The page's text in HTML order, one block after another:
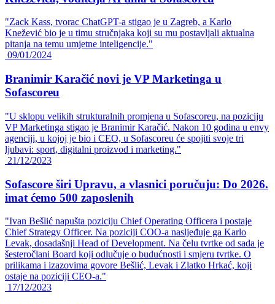
"Zack Kass, tvorac ChatGPT-a stigao je u Zagreb, a Karlo
Knežević bio je u timu stručnjaka koji su mu postavljali aktualna
pitanja na temu umjetne inteligencije."
09/01/2024
Branimir Karačić novi je VP Marketinga u
Sofascoreu
"U sklopu velikih strukturalnih promjena u Sofascoreu, na poziciju
VP Marketinga stigao je Branimir Karačić. Nakon 10 godina u envy
agenciji, u kojoj je bio i CEO, u Sofascoreu će spojiti svoje tri
ljubavi: sport, digitalni proizvod i marketing."
21/12/2023
Sofascore širi Upravu, a vlasnici poručuju: Do 2026.
imat ćemo 500 zaposlenih
"Ivan Bešlić napušta poziciju Chief Operating Officera i postaje
Chief Strategy Officer. Na poziciji COO-a nasljeđuje ga Karlo
Levak, dosadašnji Head of Development. Na čelu tvrtke od sada je
šesteročlani Board koji odlučuje o budućnosti i smjeru tvrtke. O
prilikama i izazovima govore Bešlić, Levak i Zlatko Hrkać, koji
ostaje na poziciji CEO-a."
17/12/2023